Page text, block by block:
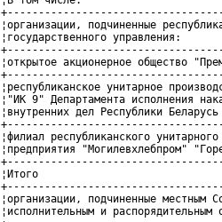
¦организации, подчиненные
¦государственного
¦открытое акционерное
¦республиканское унитарное
¦"ИК 9" Департамента исполнения
¦внутренних дел Республики
¦филиал республиканского
¦предприятия "Могилевхлебпром"
¦Итого
¦организации, подчиненные
¦исполнительным и